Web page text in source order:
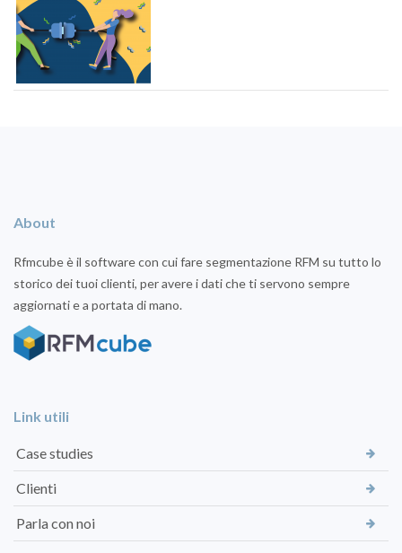
About
Rfmcube è il software con cui fare segmentazione RFM su tutto lo
storico dei tuoi clienti, per avere i dati che ti servono sempre
aggiornati e a portata di mano.
Link utili
Case studies
Clienti
Parla con noi